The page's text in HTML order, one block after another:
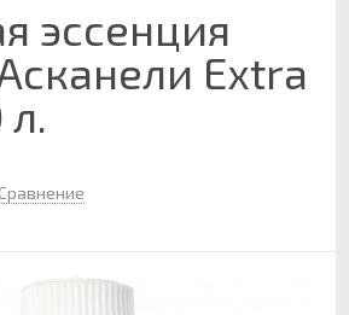
эссенция
Extra
л.
Сравнение